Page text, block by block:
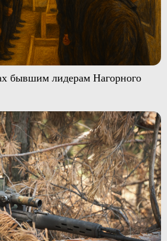
бывшим лидерам Нагорного